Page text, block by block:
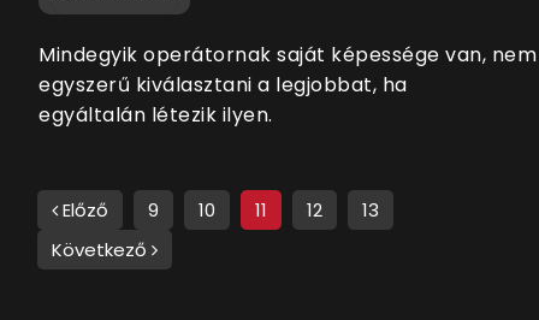
Mindegyik operátornak saját képessége van, nem
egyszerű kiválasztani a legjobbat, ha
egyáltalán létezik ilyen.
Előző 9 10 11 12
13
Következő